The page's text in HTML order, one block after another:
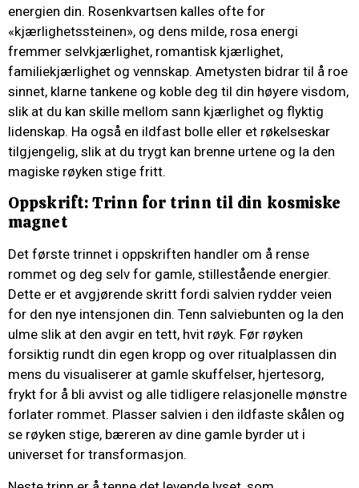
energien din. Rosenkvartsen kalles ofte for
«kjærlighetssteinen», og dens milde, rosa energi
fremmer selvkjærlighet, romantisk kjærlighet,
familiekjærlighet og vennskap. Ametysten bidrar til å roe
sinnet, klarne tankene og koble deg til din høyere visdom,
slik at du kan skille mellom sann kjærlighet og flyktig
lidenskap. Ha også en ildfast bolle eller et røkelseskar
tilgjengelig, slik at du trygt kan brenne urtene og la den
magiske røyken stige fritt.
Oppskrift: Trinn for trinn til din kosmiske
magnet
Det første trinnet i oppskriften handler om å rense
rommet og deg selv for gamle, stillestående energier.
Dette er et avgjørende skritt fordi salvien rydder veien
for den nye intensjonen din. Tenn salviebunten og la den
ulme slik at den avgir en tett, hvit røyk. Før røyken
forsiktig rundt din egen kropp og over ritualplassen din
mens du visualiserer at gamle skuffelser, hjertesorg,
frykt for å bli avvist og alle tidligere relasjonelle mønstre
forlater rommet. Plasser salvien i den ildfaste skålen og
se røyken stige, bæreren av dine gamle byrder ut i
universet for transformasjon.